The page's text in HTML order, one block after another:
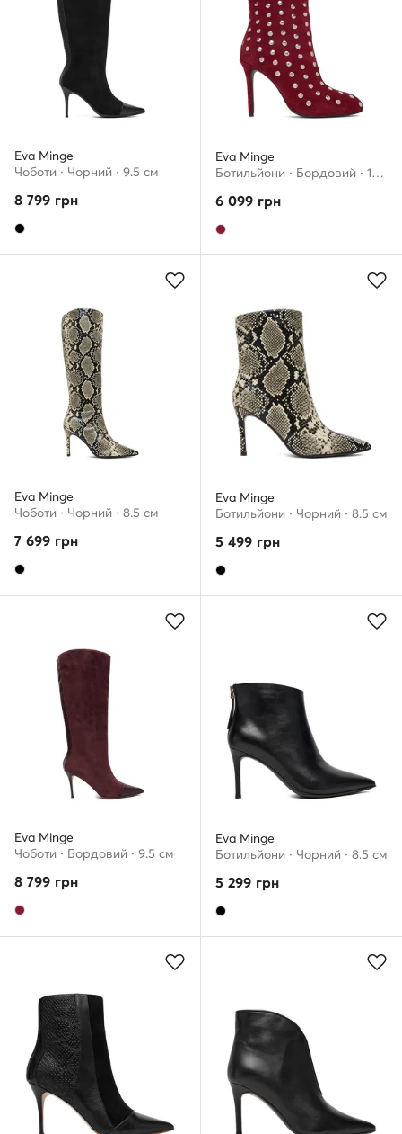
Eva Minge
Чоботи · Чорний · 9.5 см
8 799 грн
Eva Minge
Ботильйони · Бордовий · 10.5 см
6 099 грн
Eva Minge
Чоботи · Чорний · 8.5 см
7 699 грн
Eva Minge
Ботильйони · Чорний · 8.5 см
5 499 грн
Eva Minge
Чоботи · Бордовий · 9.5 см
8 799 грн
Eva Minge
Ботильйони · Чорний · 8.5 см
5 299 грн